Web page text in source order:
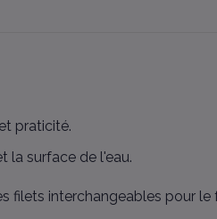
praticité.
la surface de l'eau.
filets interchangeables pour le